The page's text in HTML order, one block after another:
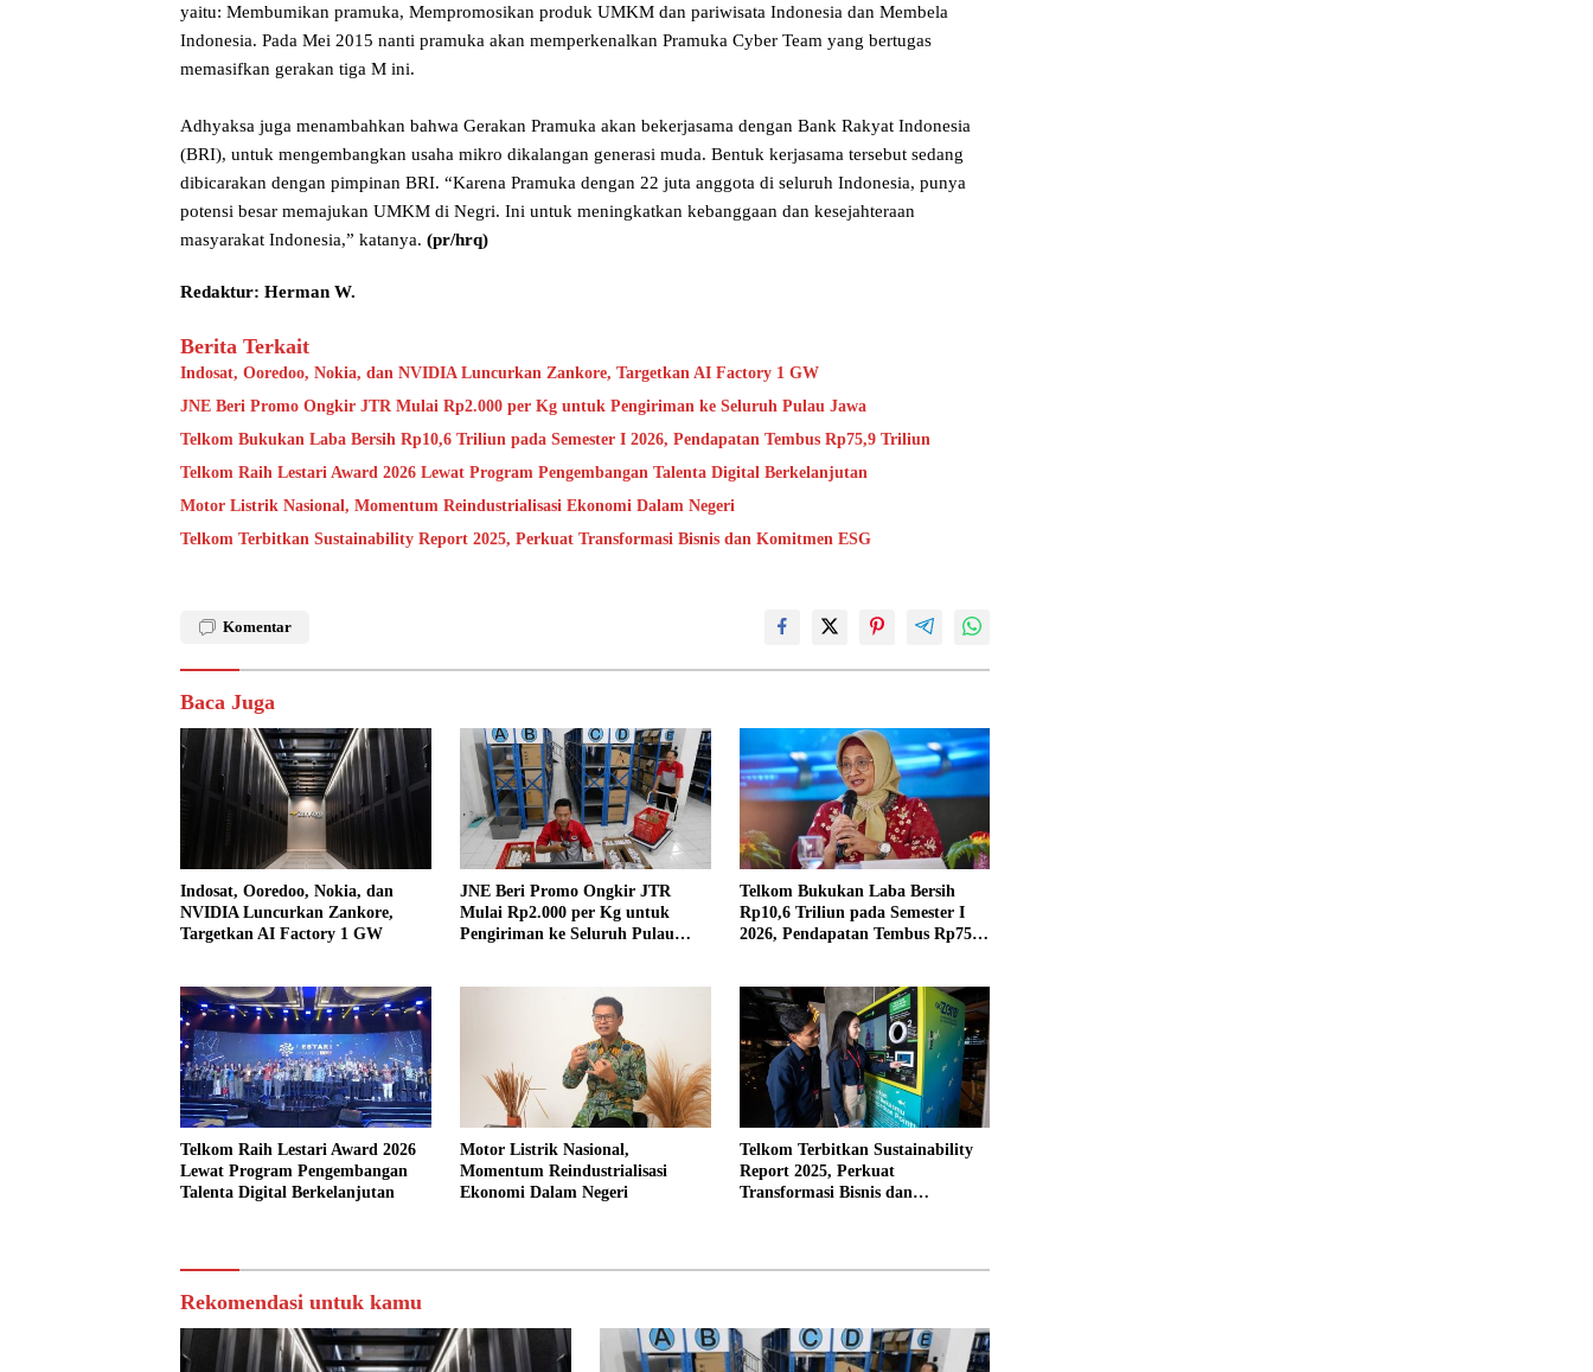
yaitu: Membumikan pramuka, Mempromosikan produk UMKM dan pariwisata Indonesia dan Membela
Indonesia. Pada Mei 2015 nanti pramuka akan memperkenalkan Pramuka Cyber Team yang bertugas
memasifkan gerakan tiga M ini.
Adhyaksa juga menambahkan bahwa Gerakan Pramuka akan bekerjasama dengan Bank Rakyat Indonesia
(BRI), untuk mengembangkan usaha mikro dikalangan generasi muda. Bentuk kerjasama tersebut sedang
dibicarakan dengan pimpinan BRI. “Karena Pramuka dengan 22 juta anggota di seluruh Indonesia, punya
potensi besar memajukan UMKM di Negri. Ini untuk meningkatkan kebanggaan dan kesejahteraan
masyarakat Indonesia,” katanya. (pr/hrq)
Redaktur: Herman W.
Berita Terkait
Indosat, Ooredoo, Nokia, dan NVIDIA Luncurkan Zankore, Targetkan AI Factory 1 GW
JNE Beri Promo Ongkir JTR Mulai Rp2.000 per Kg untuk Pengiriman ke Seluruh Pulau Jawa
Telkom Bukukan Laba Bersih Rp10,6 Triliun pada Semester I 2026, Pendapatan Tembus Rp75,9 Triliun
Telkom Raih Lestari Award 2026 Lewat Program Pengembangan Talenta Digital Berkelanjutan
Motor Listrik Nasional, Momentum Reindustrialisasi Ekonomi Dalam Negeri
Telkom Terbitkan Sustainability Report 2025, Perkuat Transformasi Bisnis dan Komitmen ESG
Komentar
Baca Juga
Indosat, Ooredoo, Nokia, dan
NVIDIA Luncurkan Zankore,
Targetkan AI Factory 1 GW
JNE Beri Promo Ongkir JTR
Mulai Rp2.000 per Kg untuk
Pengiriman ke Seluruh Pulau
Telkom Bukukan Laba Bersih
Rp10,6 Triliun pada Semester I
2026, Pendapatan Tembus Rp75,9
Telkom Raih Lestari Award 2026
Lewat Program Pengembangan
Talenta Digital Berkelanjutan
Motor Listrik Nasional,
Momentum Reindustrialisasi
Ekonomi Dalam Negeri
Telkom Terbitkan Sustainability
Report 2025, Perkuat
Transformasi Bisnis dan
Rekomendasi untuk kamu